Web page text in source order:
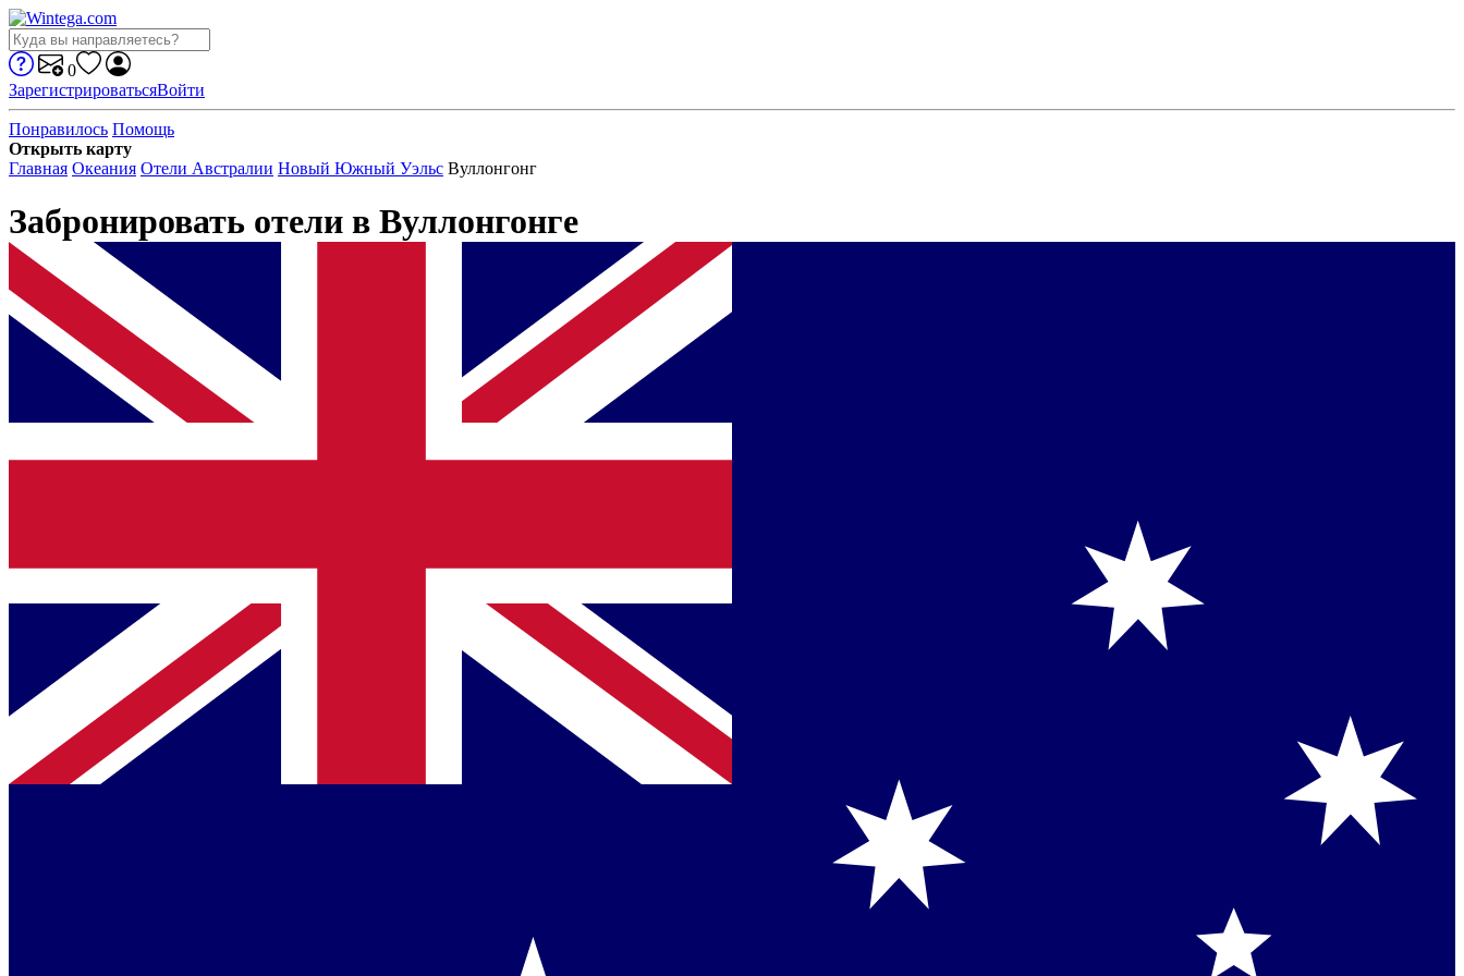
0
ЗарегистрироватьсяВойти
Понравилось Помощь
Открыть карту
Главная Океания Отели Австралии Новый Южный Уэльс Вуллонгонг
Забронировать отели в Вуллонгонге